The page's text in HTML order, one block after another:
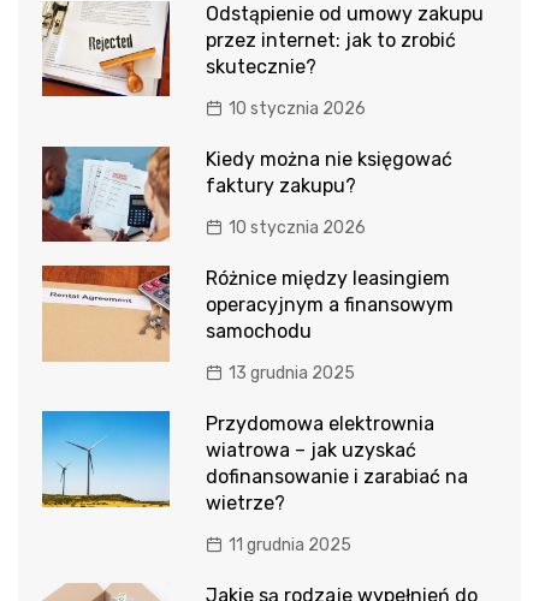
Odstąpienie od umowy zakupu
przez internet: jak to zrobić
skutecznie?
10 stycznia 2026
Kiedy można nie księgować
faktury zakupu?
10 stycznia 2026
Różnice między leasingiem
operacyjnym a finansowym
samochodu
13 grudnia 2025
Przydomowa elektrownia
wiatrowa – jak uzyskać
dofinansowanie i zarabiać na
wietrze?
11 grudnia 2025
Jakie są rodzaje wypełnień do